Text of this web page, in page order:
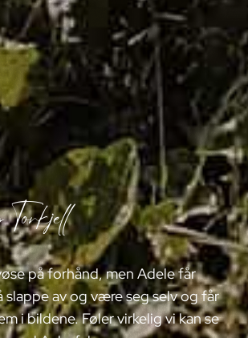
på forhånd, men Adele får
slappe av og være seg selv og får
i bildene. Føler virkelig vi kan se